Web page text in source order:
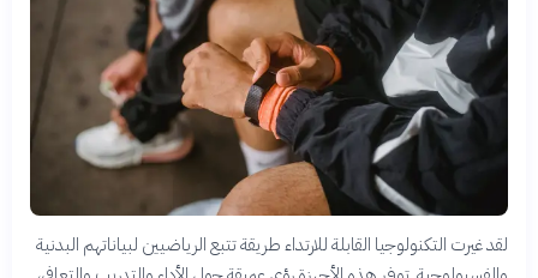
لقد غيرت التكنولوجيا القابلة للارتداء طريقة تتبع الرياضيين لبياناتهم البدنية